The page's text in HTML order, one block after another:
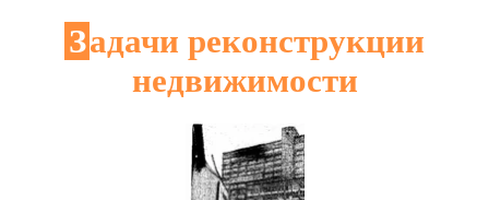
Задачи реконструкции
недвижимости